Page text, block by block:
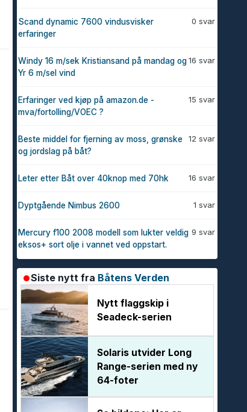
0 svar
Scand dynamic 7600 vindusvisker
erfaringer
16 svar
Windy 16 m/sek Kristiansand på mandag og
Yr 6 m/sel vind
15 svar
Erfaringer ved kjøp på amazon.de -
mva/fortolling/VOEC ?
12 svar
Beste middel for fjerning av moss, grønske
og jordslag på båt?
16 svar
Leter etter Båt over 40knop med 70hk
1 svar
Dyptgående Nimbus 2600
9 svar
Mercury f100 2008 modell som lukter veldig
eksos+ sort olje i vannet ved oppstart.
Siste nytt fra Båtens Verden
Nytt flaggskip i
Seadeck-serien
Solaris utvider Long
Range-serien med ny
64-foter